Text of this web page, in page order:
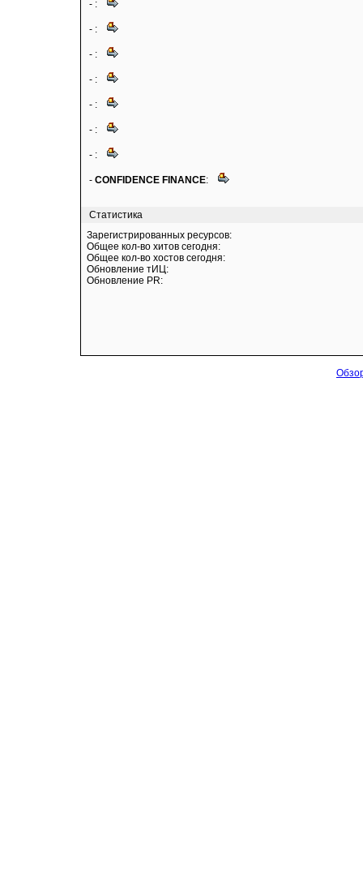
- :
- :
- :
- :
- :
- :
- :
- CONFIDENCE FINANCE:
Статистика
Зарегистрированных ресурсов:
Общее кол-во хитов сегодня:
Общее кол-во хостов сегодня:
Обновление тИЦ:
Обновление PR: